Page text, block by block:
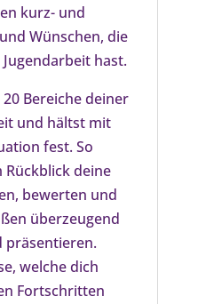
kurz- und
Wünschen, die
hast.
Bereiche deiner
und hältst mit
fest. So
deine
bewerten und
überzeugend
welche dich
Fortschritten